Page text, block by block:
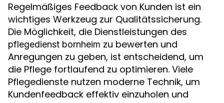
Regelmäßiges Feedback von Kunden ist ein
wichtiges Werkzeug zur Qualitätssicherung.
Die Möglichkeit, die Dienstleistungen des
pflegedienst bornheim zu bewerten und
Anregungen zu geben, ist entscheidend, um
die Pflege fortlaufend zu optimieren. Viele
Pflegedienste nutzen moderne Technik, um
Kundenfeedback effektiv einzuholen und